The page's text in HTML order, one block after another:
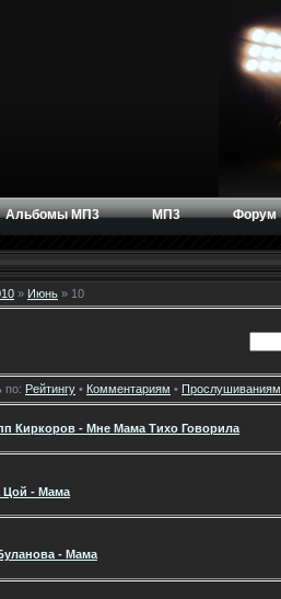
Альбомы МП3 МП3 Форум
» Июнь » 10
по: Рейтингу • Комментариям • Прослушиваниям
Киркоров - Мне Мама Тихо Говорила
Цой - Мама
- Мама